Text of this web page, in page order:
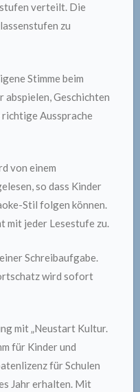
verteilt. Die
zu
Stimme beim
abspielen, Geschichten
richtige Aussprache
von einem
so dass Kinder
Stil folgen können.
mit jeder Lesestufe zu.
Schreibaufgabe.
wird sofort
mit „Neustart Kultur.
für Kinder und
für Schulen
Jahr erhalten. Mit